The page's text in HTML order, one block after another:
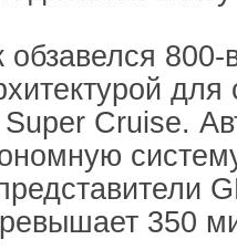
обзавелся 800-
для
Super Cruise.
350